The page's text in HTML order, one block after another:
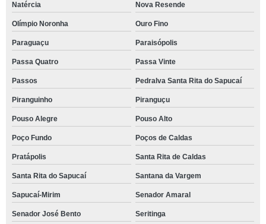
Natércia Nova Resende
Olímpio Noronha Ouro Fino
Paraguaçu Paraisópolis
Passa Quatro Passa Vinte
Passos Pedralva Santa Rita do Sapucaí
Piranguinho Piranguçu
Pouso Alegre Pouso Alto
Poço Fundo Poços de Caldas
Pratápolis Santa Rita de Caldas
Santa Rita do Sapucaí Santana da Vargem
Sapucaí-Mirim Senador Amaral
Senador José Bento Seritinga